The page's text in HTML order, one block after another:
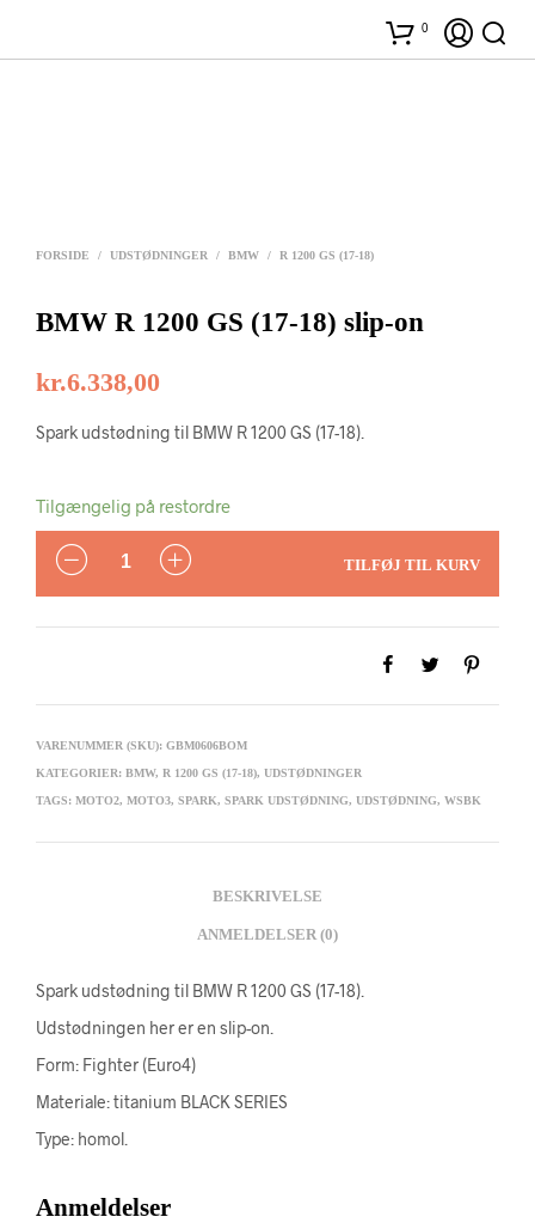
0
FORSIDE / UDSTØDNINGER / BMW / R 1200 GS (17-18)
BMW R 1200 GS (17-18) slip-on
kr.6.338,00
Spark udstødning til BMW R 1200 GS (17-18).
Tilgængelig på restordre
ANTAL
TILFØJ TIL KURV
VARENUMMER (SKU): GBM0606BOM
KATEGORIER: BMW, R 1200 GS (17-18), UDSTØDNINGER
TAGS: MOTO2, MOTO3, SPARK, SPARK UDSTØDNING, UDSTØDNING, WSBK
BESKRIVELSE
ANMELDELSER (0)
Spark udstødning til BMW R 1200 GS (17-18).
Udstødningen her er en slip-on.
Form: Fighter (Euro4)
Materiale: titanium BLACK SERIES
Type: homol.
Anmeldelser